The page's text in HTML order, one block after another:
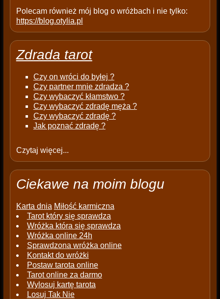
Polecam również mój blog o wróżbach i nie tylko:
https://blog.otylia.pl
Zdrada tarot
Czy on wróci do byłej ?
Czy partner mnie zdradza ?
Czy wybaczyć kłamstwo ?
Czy wybaczyć zdradę męża ?
Czy wybaczyć zdradę ?
Jak poznać zdradę ?
Czytaj więcej...
Ciekawe na moim blogu
Karta dnia Miłość karmiczna
Tarot który się sprawdza
Wróżka która się sprawdza
Wróżka online 24h
Sprawdzona wróżka online
Kontakt do wróżki
Postaw tarota online
Tarot online za darmo
Wylosuj kartę tarota
Losuj Tak Nie